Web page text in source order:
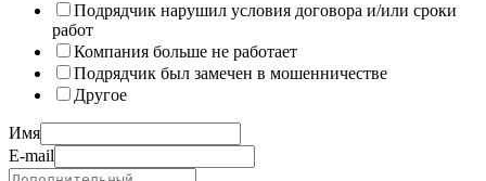
Подрядчик нарушил условия договора и/или сроки
работ
Компания больше не работает
Подрядчик был замечен в мошенничестве
Другое
Имя
E-mail